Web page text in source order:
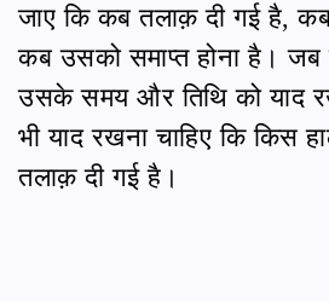
जाए कि कब तलाक़ दी गई है,
कब उसको समाप्त होना है। जब
उसके समय और तिथि को याद
भी याद रखना चाहिए कि किस
तलाक़ दी गई है।